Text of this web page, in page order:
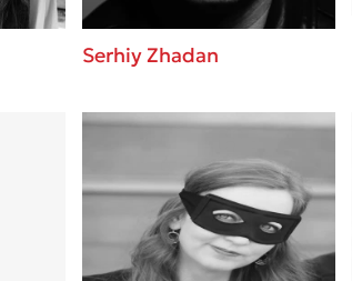
Serhiy Zhadan